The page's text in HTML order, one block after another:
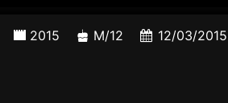
2015 M/12 12/03/2015